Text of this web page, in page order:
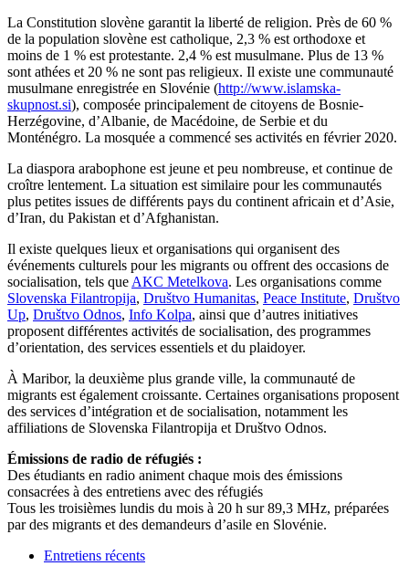
La Constitution slovène garantit la liberté de religion. Près de 60 %
de la population slovène est catholique, 2,3 % est orthodoxe et
moins de 1 % est protestante. 2,4 % est musulmane. Plus de 13 %
sont athées et 20 % ne sont pas religieux. Il existe une communauté
musulmane enregistrée en Slovénie (http://www.islamska-
skupnost.si), composée principalement de citoyens de Bosnie-
Herzégovine, d’Albanie, de Macédoine, de Serbie et du
Monténégro. La mosquée a commencé ses activités en février 2020.
La diaspora arabophone est jeune et peu nombreuse, et continue de
croître lentement. La situation est similaire pour les communautés
plus petites issues de différents pays du continent africain et d’Asie,
d’Iran, du Pakistan et d’Afghanistan.
Il existe quelques lieux et organisations qui organisent des
événements culturels pour les migrants ou offrent des occasions de
socialisation, tels que AKC Metelkova. Les organisations comme
Slovenska Filantropija, Društvo Humanitas, Peace Institute, Društvo
Up, Društvo Odnos, Info Kolpa, ainsi que d’autres initiatives
proposent différentes activités de socialisation, des programmes
d’orientation, des services essentiels et du plaidoyer.
À Maribor, la deuxième plus grande ville, la communauté de
migrants est également croissante. Certaines organisations proposent
des services d’intégration et de socialisation, notamment les
affiliations de Slovenska Filantropija et Društvo Odnos.
Émissions de radio de réfugiés :
Des étudiants en radio animent chaque mois des émissions
consacrées à des entretiens avec des réfugiés
Tous les troisièmes lundis du mois à 20 h sur 89,3 MHz, préparées
par des migrants et des demandeurs d’asile en Slovénie.
Entretiens récents